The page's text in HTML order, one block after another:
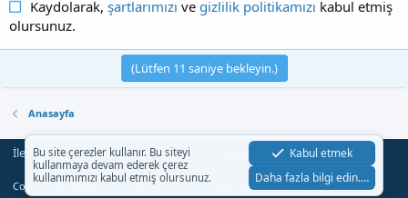
Kaydolarak, şartlarımızı ve gizlilik politikamızı kabul etmiş
olursunuz.
(Lütfen 11 saniye bekleyin.)
Anasayfa
İletişim Şartlar Gizlilik Yardım
R
S
S
Community platform by XenForo® © 2010-2023 XenForo Ltd.
Bu site çerezler kullanır. Bu siteyi
kullanmaya devam ederek çerez
kullanımımızı kabul etmiş olursunuz.
Kabul etmek
Daha fazla bilgi edin.…